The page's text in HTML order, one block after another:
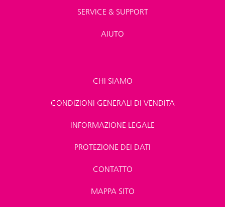
SERVICE & SUPPORT
AIUTO
CHI SIAMO
CONDIZIONI GENERALI DI VENDITA
INFORMAZIONE LEGALE
PROTEZIONE DEI DATI
CONTATTO
MAPPA SITO